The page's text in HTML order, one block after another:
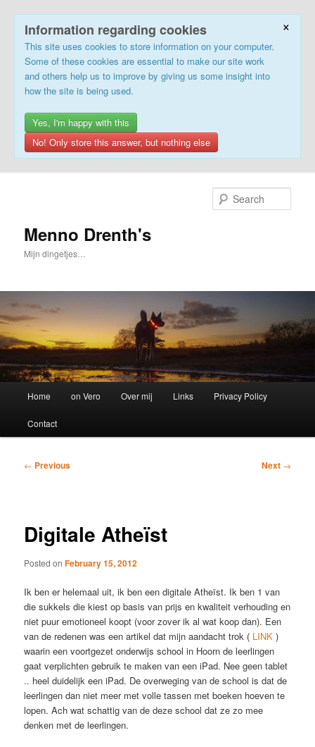
×
Information regarding cookies
This site uses cookies to store information on your computer.
Some of these cookies are essential to make our site work
and others help us to improve by giving us some insight into
how the site is being used.
Yes, I'm happy with this
No! Only store this answer, but nothing else
Menno Drenth's
Mijn dingetjes…
Home on Vero Over mij Links Privacy Policy
Contact
Post
← Previous Next →
Digitale Atheïst
Posted onFebruary 15, 2012
Ik ben er helemaal uit, ik ben een digitale Atheïst. Ik ben 1 van
die sukkels die kiest op basis van prijs en kwaliteit verhouding en
niet puur emotioneel koopt (voor zover ik al wat koop dan). Een
van de redenen was een artikel dat mijn aandacht trok ( LINK )
waarin een voortgezet onderwijs school in Hoorn de leerlingen
gaat verplichten gebruik te maken van een iPad. Nee geen tablet
.. heel duidelijk een iPad. De overweging van de school is dat de
leerlingen dan niet meer met volle tassen met boeken hoeven te
lopen. Ach wat schattig van de deze school dat ze zo mee
denken met de leerlingen.